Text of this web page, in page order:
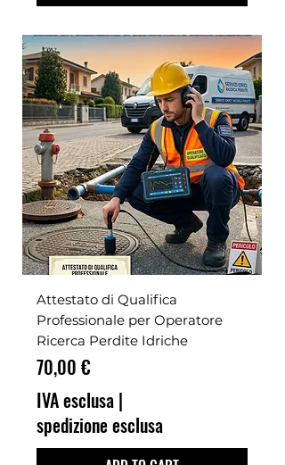
Attestato di Qualifica
Professionale per Operatore
Ricerca Perdite Idriche
Prezzo
70,00 €
IVA esclusa |
spedizione esclusa